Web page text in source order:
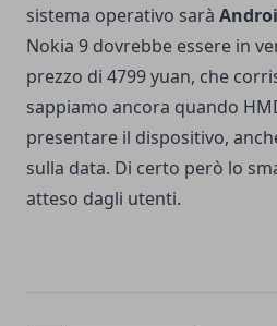
sistema operativo sarà
Nokia 9 dovrebbe essere in
prezzo di 4799 yuan, che
sappiamo ancora quando
presentare il dispositivo,
sulla data. Di certo però lo
atteso dagli utenti.